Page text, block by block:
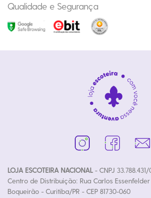
Qualidade e Segurança
LOJA ESCOTEIRA NACIONAL- CNPJ
Centro de Distribuição: Rua Carlos Essenfelder
Boqueirão - Curitiba/PR - CEP 81730-060